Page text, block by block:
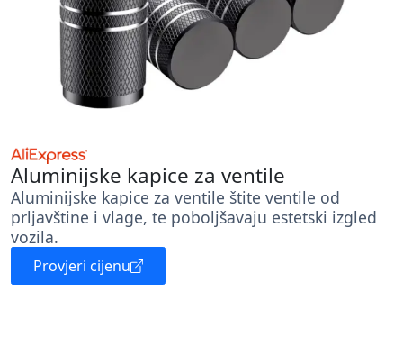
Aluminijske kapice za ventile
Aluminijske kapice za ventile štite ventile od
prljavštine i vlage, te poboljšavaju estetski izgled
vozila.
Provjeri cijenu